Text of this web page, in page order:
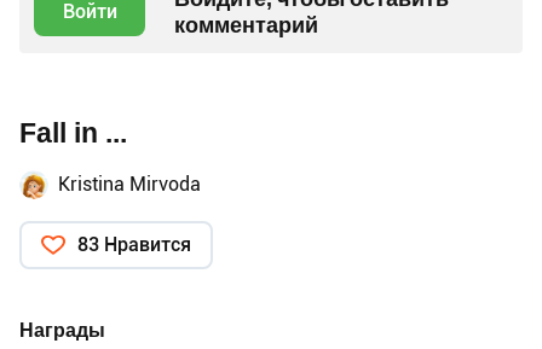
Войти
комментарий
Fall in ...
Kristina Mirvoda
83 Нравится
Награды